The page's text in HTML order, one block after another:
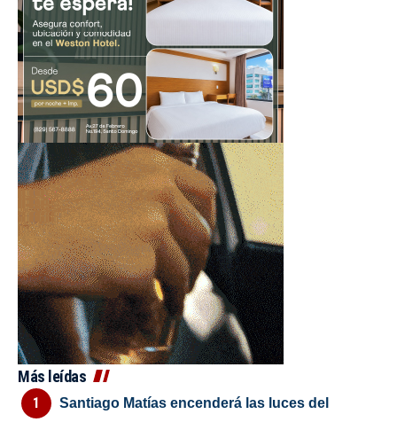
Más leídas
Santiago Matías encenderá las luces del